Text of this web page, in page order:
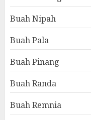
Buah Nipah
Buah Pala
Buah Pinang
Buah Randa
Buah Remnia